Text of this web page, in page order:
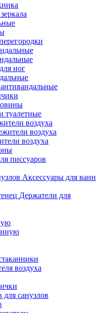
ног
туалетные
воздуха
воздуха
писсуаров
Аксессуары для ванн
Держатели для
воздуха
для санузлов